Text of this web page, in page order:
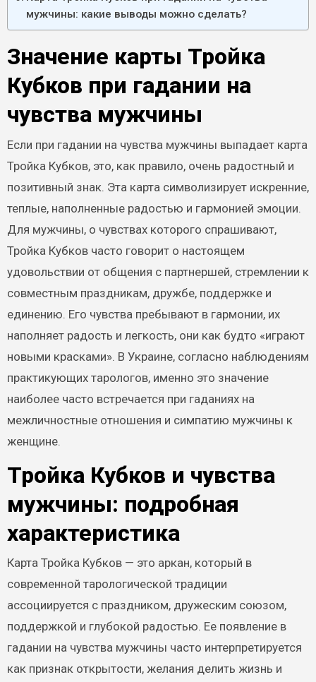
мужчины: какие выводы можно сделать?
Значение карты Тройка
Кубков при гадании на
чувства мужчины
Если при гадании на чувства мужчины выпадает карта
Тройка Кубков, это, как правило, очень радостный и
позитивный знак. Эта карта символизирует искренние,
теплые, наполненные радостью и гармонией эмоции.
Для мужчины, о чувствах которого спрашивают,
Тройка Кубков часто говорит о настоящем
удовольствии от общения с партнершей, стремлении к
совместным праздникам, дружбе, поддержке и
единению. Его чувства пребывают в гармонии, их
наполняет радость и легкость, они как будто «играют
новыми красками». В Украине, согласно наблюдениям
практикующих тарологов, именно это значение
наиболее часто встречается при гаданиях на
межличностные отношения и симпатию мужчины к
женщине.
Тройка Кубков и чувства
мужчины: подробная
характеристика
Карта Тройка Кубков — это аркан, который в
современной тарологической традиции
ассоциируется с праздником, дружеским союзом,
поддержкой и глубокой радостью. Ее появление в
гадании на чувства мужчины часто интерпретируется
как признак открытости, желания делить жизнь и